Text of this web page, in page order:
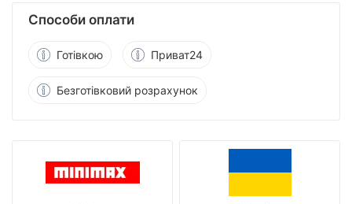
Способи оплати
Готівкою Приват24
Безготівковий розрахунок